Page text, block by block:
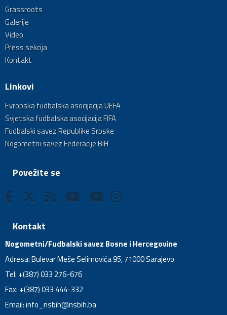
Grassroots
Galerije
Video
Press sekcija
Kontakt
Linkovi
Evropska fudbalska asocijacija UEFA
Svjetska fudbalska asocijacija FIFA
Fudbalski savez Republike Srpske
Nogometni savez Federacije BiH
Povežite se
Kontakt
Nogometni/Fudbalski savez Bosne i Hercegovine
Adresa: Bulevar Meše Selimovića 95, 71000 Sarajevo
Tel: +(387) 033 276-676
Fax: +(387) 033 444-332
Email:info_nsbih@nsbih.ba